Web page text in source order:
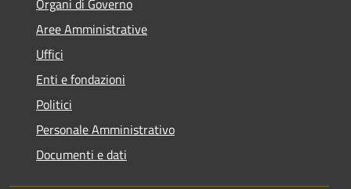
Organi di Governo
Aree Amministrative
Uffici
Enti e fondazioni
Politici
Personale Amministrativo
Documenti e dati